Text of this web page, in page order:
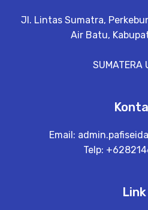
Jl. Lintas Sumatra,
Air Batu,
SUMATERA
Email:
Telp:
Link